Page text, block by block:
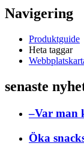
Navigering
Produktguide
Heta taggar
senaste
–Var man
Öka